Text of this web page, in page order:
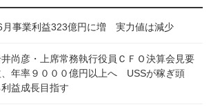
事業利益323億円に増 実力値は減少
尚彦・上席常務執行役員ＣＦＯ決算会見要
年率９０００億円以上へ USSが稼ぎ頭
益成長目指す